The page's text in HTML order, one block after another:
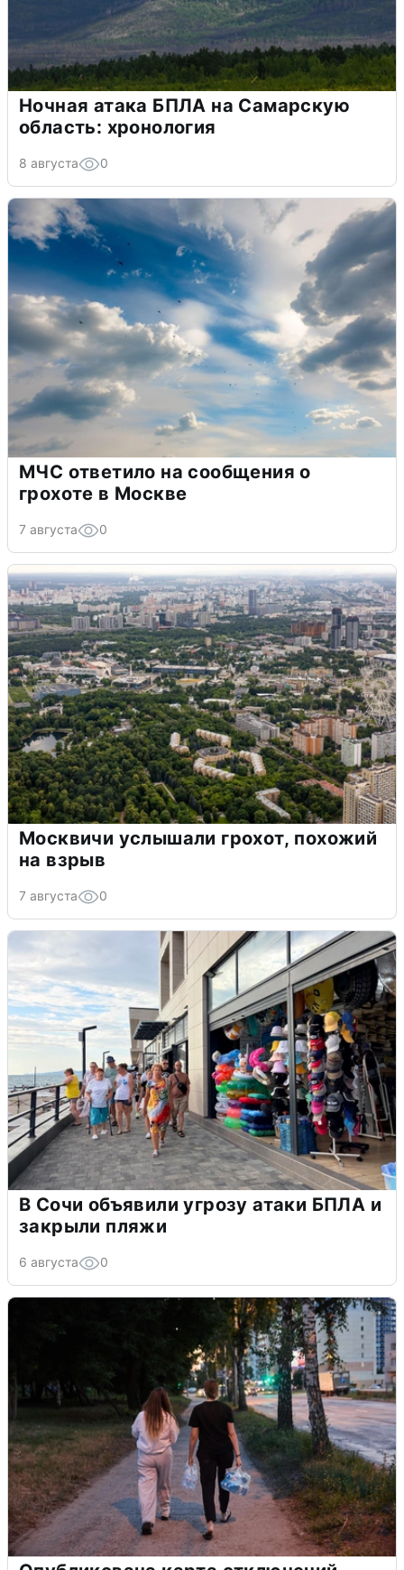
Ночная атака БПЛА на Самарскую
область: хронология
8 августа 0
МЧС ответило на сообщения о
грохоте в Москве
7 августа 0
Москвичи услышали грохот, похожий
на взрыв
7 августа 0
В Сочи объявили угрозу атаки БПЛА и
закрыли пляжи
6 августа 0